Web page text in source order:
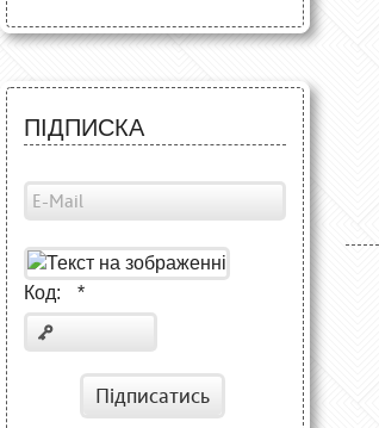
ПІДПИСКА
Код: *
Підписатись